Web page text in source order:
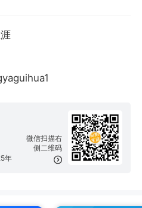
微信扫描右
侧二维码
年